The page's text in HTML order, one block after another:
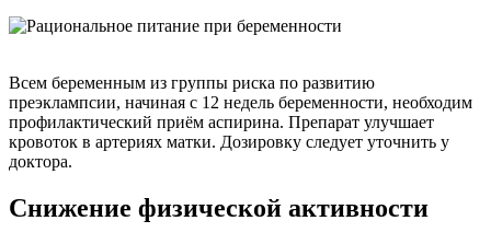
Всем беременным из группы риска по развитию
преэклампсии, начиная с 12 недель беременности, необходим
профилактический приём аспирина. Препарат улучшает
кровоток в артериях матки. Дозировку следует уточнить у
доктора.
Снижение физической активности